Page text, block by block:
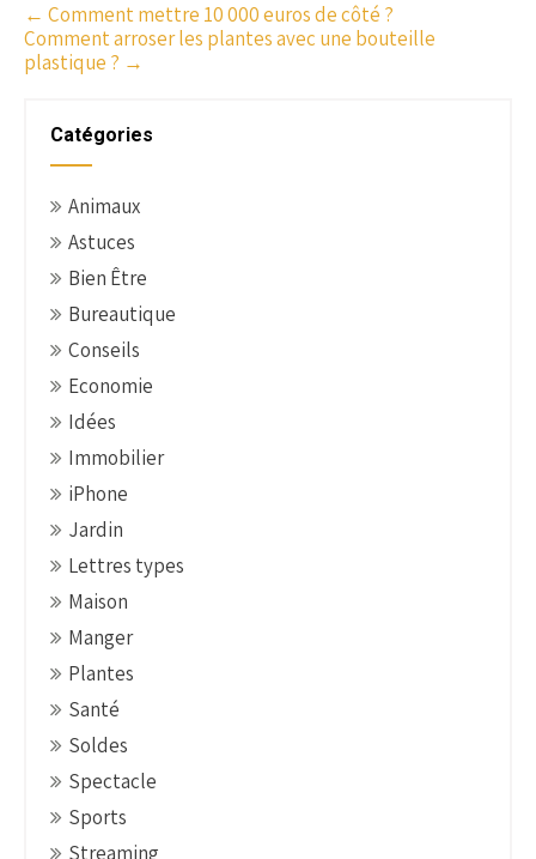
P
o
s
← Comment mettre 10 000 euros de côté ?
Comment arroser les plantes avec une bouteille
plastique ? →
Catégories
Animaux
Astuces
Bien Être
Bureautique
Conseils
Economie
Idées
Immobilier
iPhone
Jardin
Lettres types
Maison
Manger
Plantes
Santé
Soldes
Spectacle
Sports
Streaming